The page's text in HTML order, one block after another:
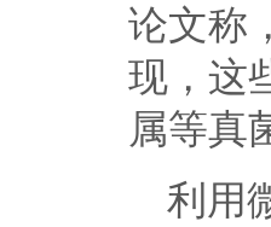
论文称
现，这
属等真
利用